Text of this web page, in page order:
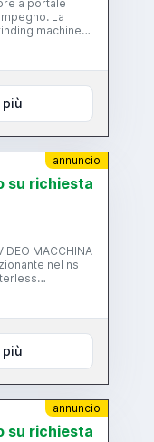
annuncio
su richiesta
annuncio
su richiesta